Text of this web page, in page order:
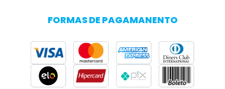
FORMAS DE PAGAMANENTO